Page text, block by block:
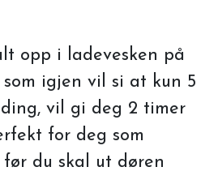
opp i ladevesken på
igjen vil si at kun 5
vil gi deg 2 timer
for deg som
du skal ut døren